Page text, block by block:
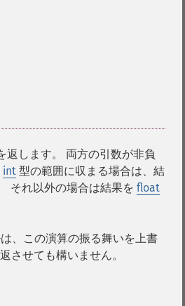
返します。 両方の引数が非負
int 型の範囲に収まる場合は、結
それ以外の場合は結果を float
、この演算の振る舞いを上書
させても構いません。